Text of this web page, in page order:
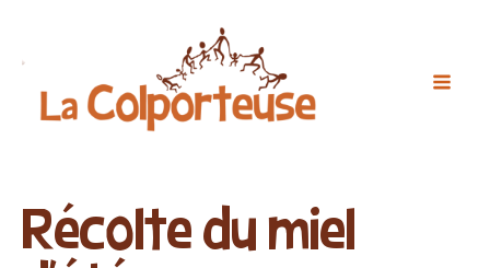
Récolte du miel